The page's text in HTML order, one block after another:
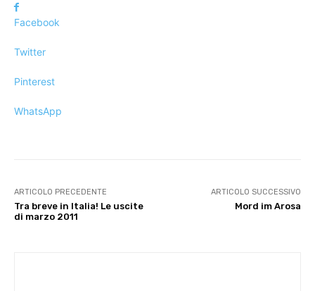
Facebook
Twitter
Pinterest
WhatsApp
ARTICOLO PRECEDENTE
Tra breve in Italia! Le uscite
di marzo 2011
ARTICOLO SUCCESSIVO
Mord im Arosa